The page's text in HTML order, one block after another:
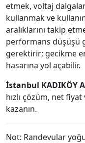
etmek, voltaj
kullanmak ve
aralıklarını takip
performans düşüşü
gerektirir; gecikme
hasarına yol açabilir.
İstanbul KADIKÖY
hızlı çözüm, net
kazanın.
Not: Randevular